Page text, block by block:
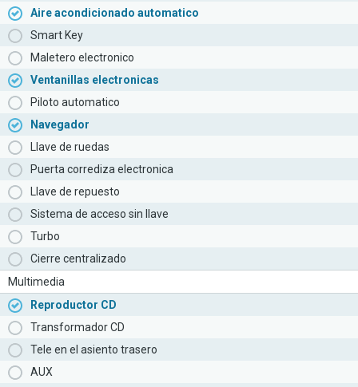
Aire acondicionado automatico
Smart Key
Maletero electronico
Ventanillas electronicas
Piloto automatico
Navegador
Llave de ruedas
Puerta corrediza electronica
Llave de repuesto
Sistema de acceso sin llave
Turbo
Cierre centralizado
Multimedia
Reproductor CD
Transformador CD
Tele en el asiento trasero
AUX